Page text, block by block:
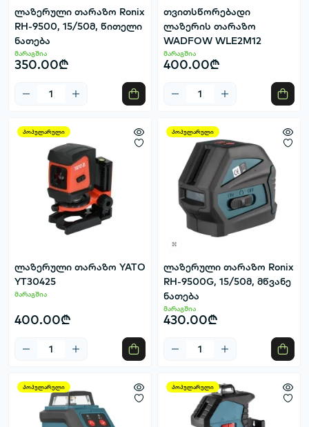
ლაზერული თარაზო Ronix
RH-9500, 15/50მ, წითელი
ნათება
მარაგშია
350.00₾
თვითსწორებადი
ლაზერის თარაზო
WADFOW WLE2M12
მარაგშია
400.00₾
პოპულარული
ლაზერული თარაზო YATO
YT30425
მარაგშია
400.00₾
პოპულარული
ლაზერული თარაზო Ronix
RH-9500G, 15/50მ, მწვანე
ნათება
მარაგშია
430.00₾
პოპულარული პოპულარული